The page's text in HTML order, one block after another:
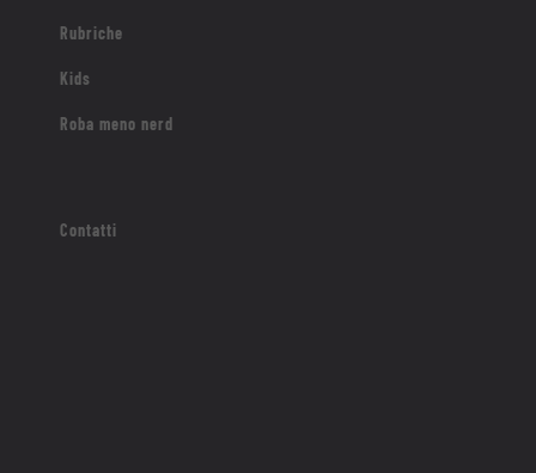
Rubriche
Kids
Roba meno nerd
Contatti